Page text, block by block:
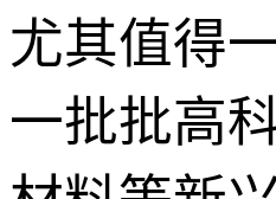
尤其值得
一批批高